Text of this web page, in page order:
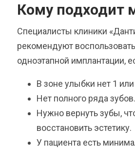
Кому подходит
Специалисты клиники
рекомендуют
одноэтапной имплантации,
В зоне улыбки нет 1
Нет полного ряда зубов.
Нужно вернуть зубы,
восстановить эстетику.
У пациента есть